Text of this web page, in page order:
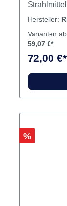
helle und
Strahlmittel
Hersteller:
Varianten ab
59,07 €*
72,00 €*
Rabatt
%